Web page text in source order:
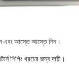
এবং আস্তে আস্তে নিন।
শিপিং খরচের জন্য দায়ী।